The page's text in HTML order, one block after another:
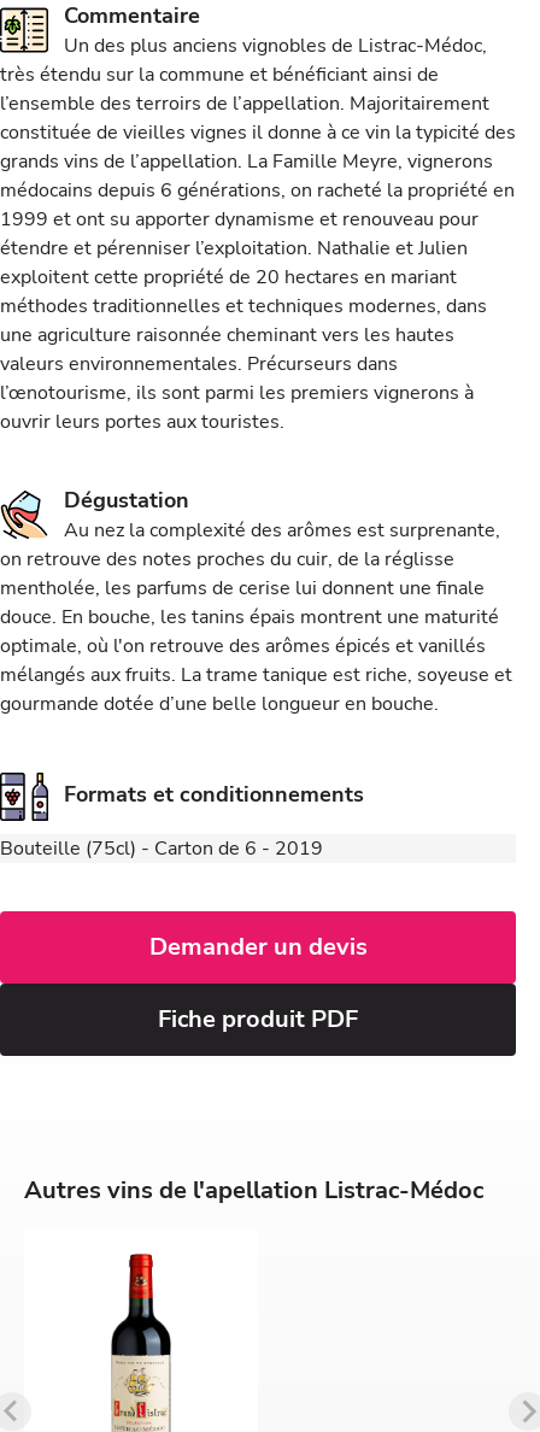
Commentaire
Un des plus anciens vignobles de Listrac-Médoc,
très étendu sur la commune et bénéficiant ainsi de
l’ensemble des terroirs de l’appellation. Majoritairement
constituée de vieilles vignes il donne à ce vin la typicité des
grands vins de l’appellation. La Famille Meyre, vignerons
médocains depuis 6 générations, on racheté la propriété en
1999 et ont su apporter dynamisme et renouveau pour
étendre et pérenniser l’exploitation. Nathalie et Julien
exploitent cette propriété de 20 hectares en mariant
méthodes traditionnelles et techniques modernes, dans
une agriculture raisonnée cheminant vers les hautes
valeurs environnementales. Précurseurs dans
l’œnotourisme, ils sont parmi les premiers vignerons à
ouvrir leurs portes aux touristes.
Dégustation
Au nez la complexité des arômes est surprenante,
on retrouve des notes proches du cuir, de la réglisse
mentholée, les parfums de cerise lui donnent une finale
douce. En bouche, les tanins épais montrent une maturité
optimale, où l'on retrouve des arômes épicés et vanillés
mélangés aux fruits. La trame tanique est riche, soyeuse et
gourmande dotée d’une belle longueur en bouche.
Formats et conditionnements
Bouteille (75cl) - Carton de 6 - 2019
Demander un devis
Fiche produit PDF
Autres vins de l'apellation Listrac-Médoc